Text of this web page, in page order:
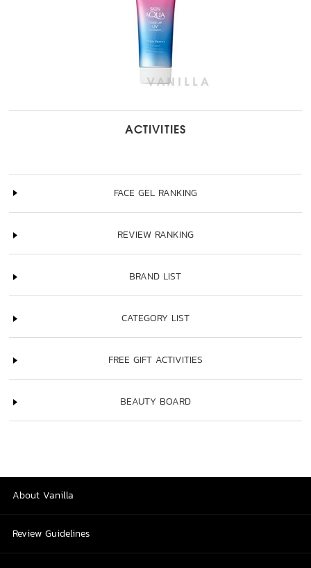
ACTIVITIES
FACE GEL RANKING
REVIEW RANKING
BRAND LIST
CATEGORY LIST
FREE GIFT ACTIVITIES
BEAUTY BOARD
About Vanilla
Review Guidelines